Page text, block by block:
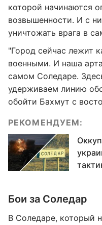
которой начинаются
возвышенности. И с
уничтожать врага в
"Город сейчас лежит
военными. И наша
самом Соледаре.
удерживаем линию
обойти Бахмут с
РЕКОМЕНДУЕМ:
Бои за Соледар
В Соледаре, который